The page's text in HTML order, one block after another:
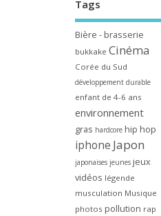
Tags
Bière - brasserie
bukkake Cinéma
Corée du Sud
développement durable
enfant de 4-6 ans
environnement
gras hardcore hip hop
iphone Japon
japonaises jeunes jeux
vidéos légende
musculation Musique
photos pollution rap